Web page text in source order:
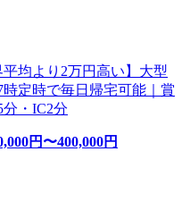
平均より2万円高い】大型
時定時で毎日帰宅可能｜賞
・IC2分
円〜400,000円